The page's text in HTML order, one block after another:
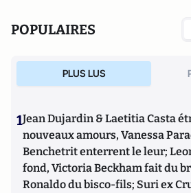
POPULAIRES
PLUS LUS
1Jean Dujardin & Laetitia Casta
nouveaux amours, Vanessa
Benchetrit enterrent le leur;
fond, Victoria Beckham fait du
Ronaldo du bisco-fils; Suri ex